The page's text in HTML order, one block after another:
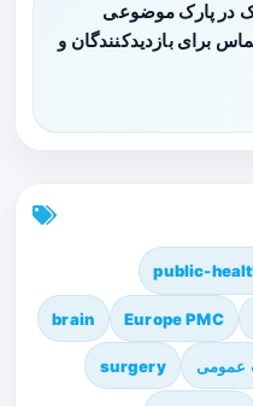
در پارک موضوعی
برای بازدیدکنندگان و
public-
Europe PMC
brain
عمومی surgery